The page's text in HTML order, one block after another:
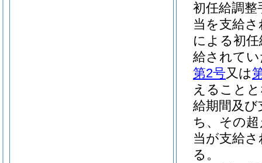
初任給調
当を支給
による初
給されて
第2号又は
えること
給期間及び
ち、その
当が支給
る。